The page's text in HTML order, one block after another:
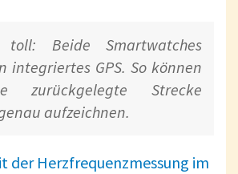
toll: Beide Smartwatches
integriertes GPS. So können
zurückgelegte Strecke
aufzeichnen.
der Herzfrequenzmessung im